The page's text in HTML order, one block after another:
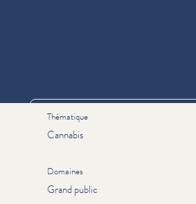
Thématique
Cannabis
Domaines
Grand public